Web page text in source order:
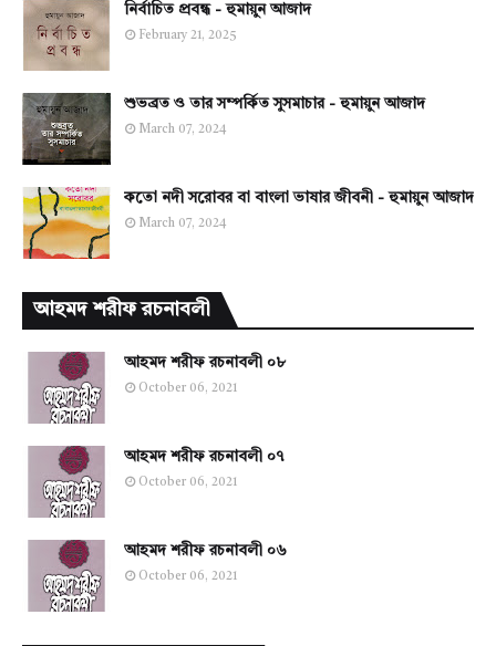
নির্বাচিত প্রবন্ধ - হুমায়ুন আজাদ
February 21, 2025
শুভব্রত ও তার সম্পর্কিত সুসমাচার - হুমায়ুন আজাদ
March 07, 2024
কতো নদী সরোবর বা বাংলা ভাষার জীবনী - হুমায়ুন আজাদ
March 07, 2024
আহমদ শরীফ রচনাবলী
আহমদ শরীফ রচনাবলী ০৮
October 06, 2021
আহমদ শরীফ রচনাবলী ০৭
October 06, 2021
আহমদ শরীফ রচনাবলী ০৬
October 06, 2021